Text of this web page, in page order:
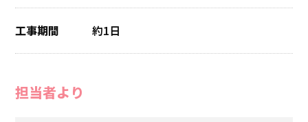
工事期間 約1日
担当者より